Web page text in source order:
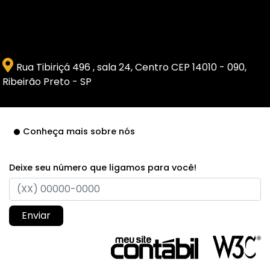
Rua Tibiriçá 496 , sala 24, Centro CEP 14010 - 090,
Ribeirão Preto - SP
Conheça mais sobre nós
Deixe seu número que ligamos para você!
Enviar